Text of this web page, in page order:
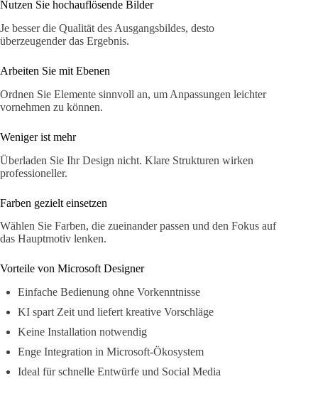
Nutzen Sie hochauflösende Bilder
Je besser die Qualität des Ausgangsbildes, desto
überzeugender das Ergebnis.
Arbeiten Sie mit Ebenen
Ordnen Sie Elemente sinnvoll an, um Anpassungen leichter
vornehmen zu können.
Weniger ist mehr
Überladen Sie Ihr Design nicht. Klare Strukturen wirken
professioneller.
Farben gezielt einsetzen
Wählen Sie Farben, die zueinander passen und den Fokus auf
das Hauptmotiv lenken.
Vorteile von Microsoft Designer
Einfache Bedienung ohne Vorkenntnisse
KI spart Zeit und liefert kreative Vorschläge
Keine Installation notwendig
Enge Integration in Microsoft-Ökosystem
Ideal für schnelle Entwürfe und Social Media